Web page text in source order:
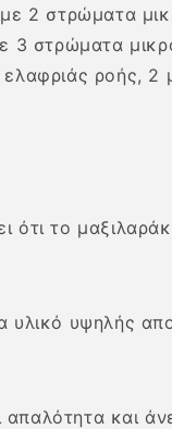
2 στρώματα
3 στρώματα
ελαφριάς ροής, 2
ότι το
υλικό υψηλής
και